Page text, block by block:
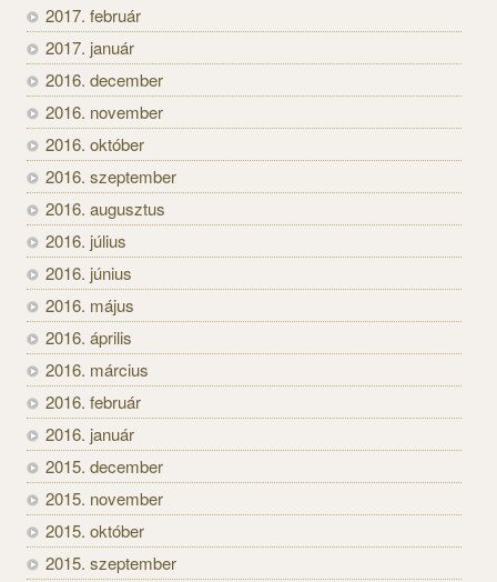
2017. február
2017. január
2016. december
2016. november
2016. október
2016. szeptember
2016. augusztus
2016. július
2016. június
2016. május
2016. április
2016. március
2016. február
2016. január
2015. december
2015. november
2015. október
2015. szeptember